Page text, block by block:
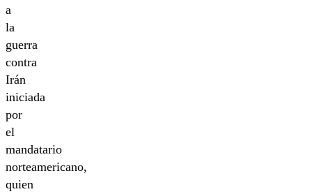
a
la
guerra
contra
Irán
iniciada
por
el
mandatario
norteamericano,
quien